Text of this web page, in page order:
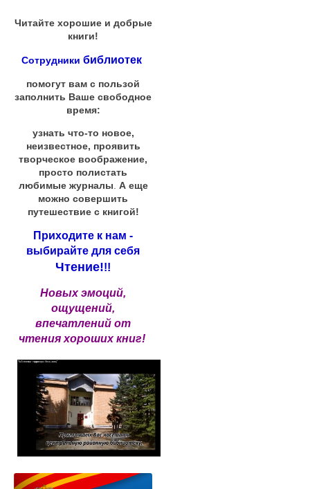
Читайте хорошие и добрые
книги!
Сотрудники библиотек
помогут вам с пользой
заполнить Ваше свободное
время:
узнать что-то новое,
неизвестное, проявить
творческое воображение,
просто полистать
любимые журналы А еще
можно совершить
путешествие с книгой!
Приходите к нам -
выбирайте для себя
Чтение!!!
Новых эмоций,
ощущений,
впечатлений от
чтения хороших книг!